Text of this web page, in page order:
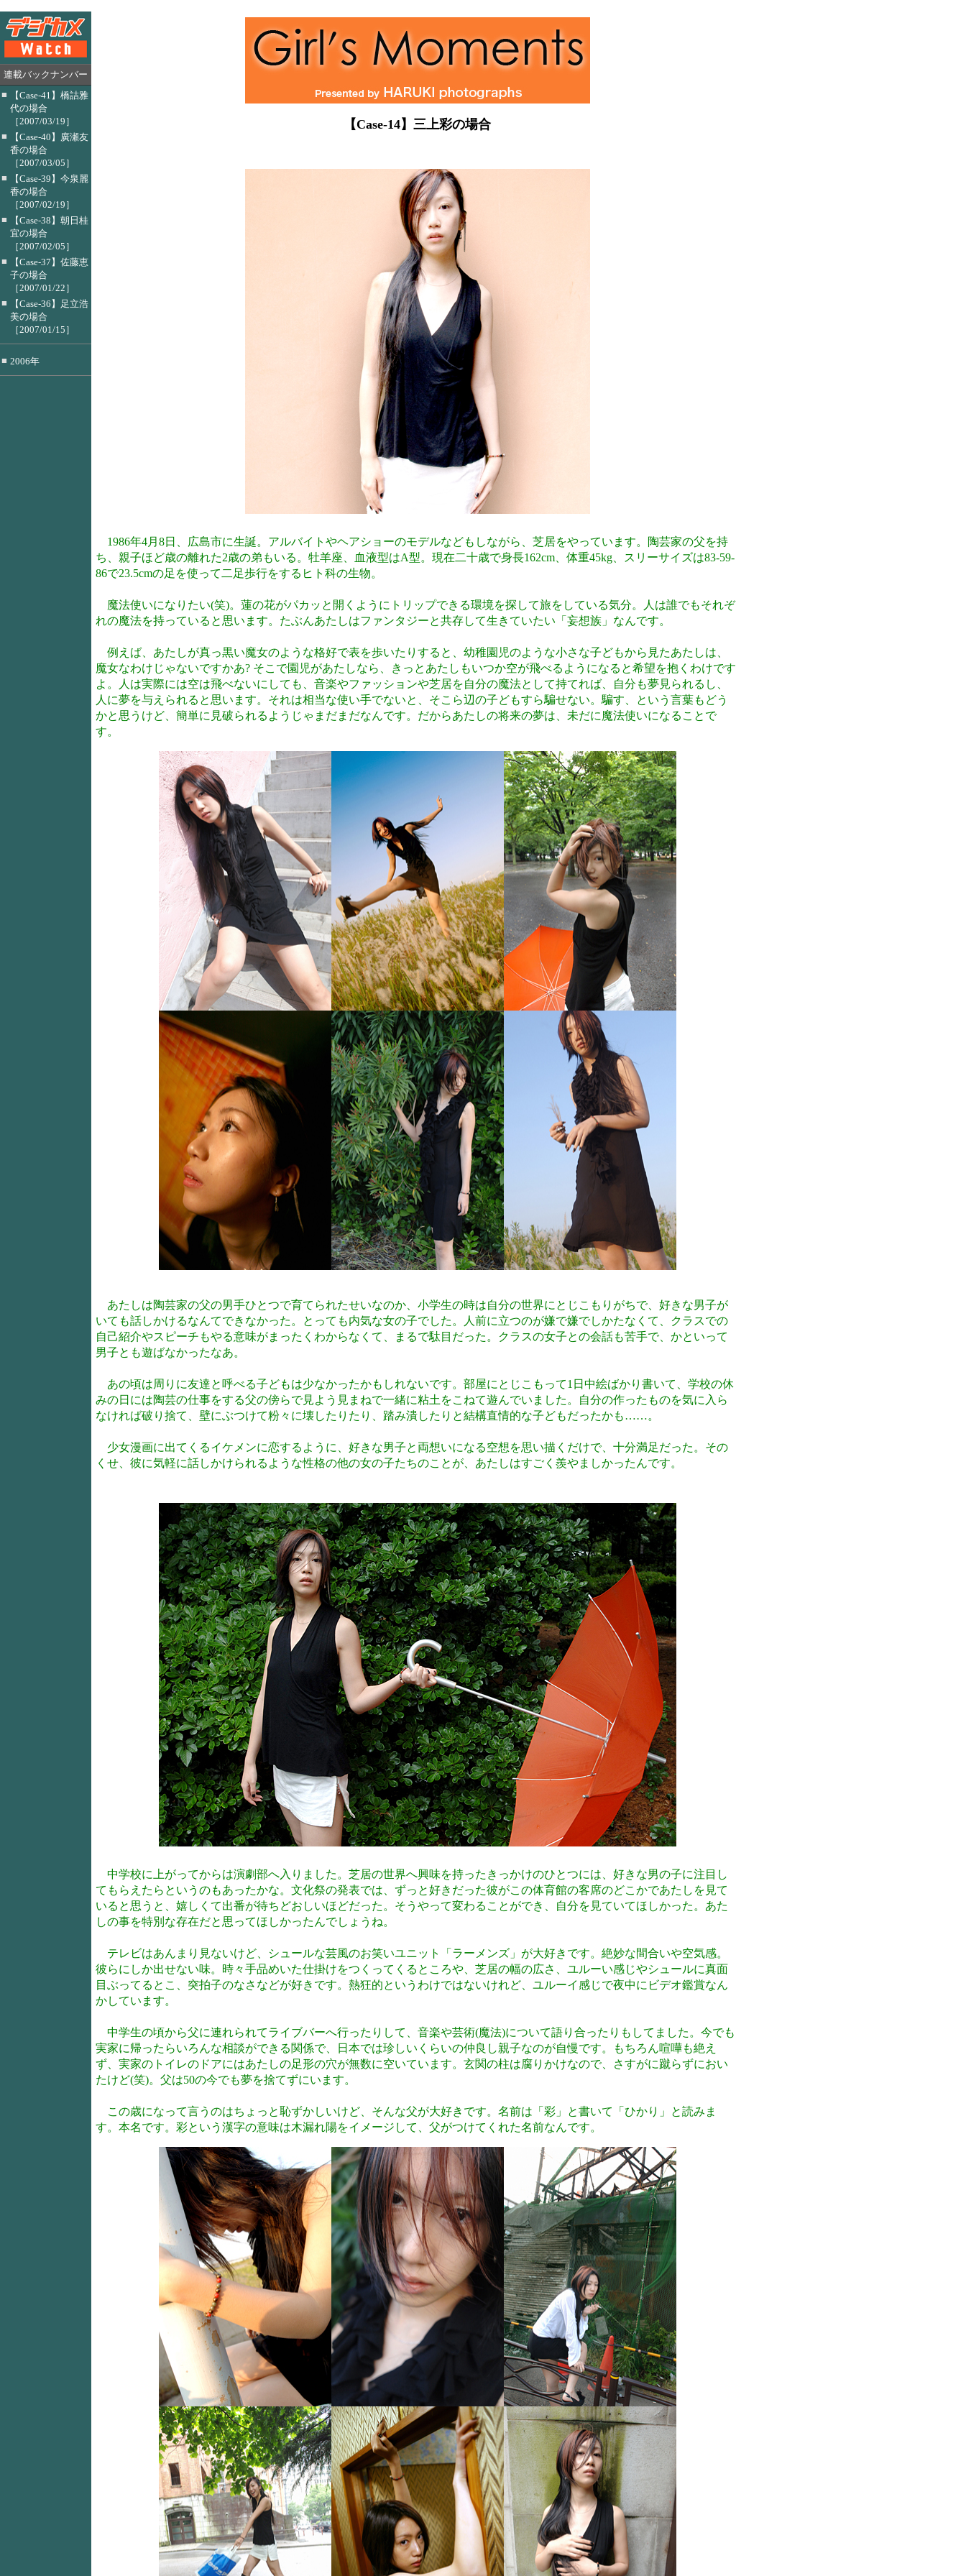
連載バックナンバー
■
【Case-41】橋詰雅
代の場合
［2007/03/19］
■
【Case-40】廣瀬友
香の場合
［2007/03/05］
■
【Case-39】今泉麗
香の場合
［2007/02/19］
■
【Case-38】朝日桂
宜の場合
［2007/02/05］
■
【Case-37】佐藤恵
子の場合
［2007/01/22］
■
【Case-36】足立浩
美の場合
［2007/01/15］
■ 2006年
【Case-14】三上彩の場合
1986年4月8日、広島市に生誕。アルバイトやヘアショーのモデルなどもしながら、芝居をやっています。陶芸家の父を持
ち、親子ほど歳の離れた2歳の弟もいる。牡羊座、血液型はA型。現在二十歳で身長162cm、体重45kg、スリーサイズは83-59-
86で23.5cmの足を使って二足歩行をするヒト科の生物。
魔法使いになりたい(笑)。蓮の花がパカッと開くようにトリップできる環境を探して旅をしている気分。人は誰でもそれぞ
れの魔法を持っていると思います。たぶんあたしはファンタジーと共存して生きていたい「妄想族」なんです。
例えば、あたしが真っ黒い魔女のような格好で表を歩いたりすると、幼稚園児のような小さな子どもから見たあたしは、
魔女なわけじゃないですかあ? そこで園児があたしなら、きっとあたしもいつか空が飛べるようになると希望を抱くわけです
よ。人は実際には空は飛べないにしても、音楽やファッションや芝居を自分の魔法として持てれば、自分も夢見られるし、
人に夢を与えられると思います。それは相当な使い手でないと、そこら辺の子どもすら騙せない。騙す、という言葉もどう
かと思うけど、簡単に見破られるようじゃまだまだなんです。だからあたしの将来の夢は、未だに魔法使いになることで
す。
あたしは陶芸家の父の男手ひとつで育てられたせいなのか、小学生の時は自分の世界にとじこもりがちで、好きな男子が
いても話しかけるなんてできなかった。とっても内気な女の子でした。人前に立つのが嫌で嫌でしかたなくて、クラスでの
自己紹介やスピーチもやる意味がまったくわからなくて、まるで駄目だった。クラスの女子との会話も苦手で、かといって
男子とも遊ばなかったなあ。
あの頃は周りに友達と呼べる子どもは少なかったかもしれないです。部屋にとじこもって1日中絵ばかり書いて、学校の休
みの日には陶芸の仕事をする父の傍らで見よう見まねで一緒に粘土をこねて遊んでいました。自分の作ったものを気に入ら
なければ破り捨て、壁にぶつけて粉々に壊したりたり、踏み潰したりと結構直情的な子どもだったかも……。
少女漫画に出てくるイケメンに恋するように、好きな男子と両想いになる空想を思い描くだけで、十分満足だった。その
くせ、彼に気軽に話しかけられるような性格の他の女の子たちのことが、あたしはすごく羨やましかったんです。
中学校に上がってからは演劇部へ入りました。芝居の世界へ興味を持ったきっかけのひとつには、好きな男の子に注目し
てもらえたらというのもあったかな。文化祭の発表では、ずっと好きだった彼がこの体育館の客席のどこかであたしを見て
いると思うと、嬉しくて出番が待ちどおしいほどだった。そうやって変わることができ、自分を見ていてほしかった。あた
しの事を特別な存在だと思ってほしかったんでしょうね。
テレビはあんまり見ないけど、シュールな芸風のお笑いユニット「ラーメンズ」が大好きです。絶妙な間合いや空気感。
彼らにしか出せない味。時々手品めいた仕掛けをつくってくるところや、芝居の幅の広さ、ユルーい感じやシュールに真面
目ぶってるとこ、突拍子のなさなどが好きです。熱狂的というわけではないけれど、ユルーイ感じで夜中にビデオ鑑賞なん
かしています。
中学生の頃から父に連れられてライブバーへ行ったりして、音楽や芸術(魔法)について語り合ったりもしてました。今でも
実家に帰ったらいろんな相談ができる関係で、日本では珍しいくらいの仲良し親子なのが自慢です。もちろん喧嘩も絶え
ず、実家のトイレのドアにはあたしの足形の穴が無数に空いています。玄関の柱は腐りかけなので、さすがに蹴らずにおい
たけど(笑)。父は50の今でも夢を捨てずにいます。
この歳になって言うのはちょっと恥ずかしいけど、そんな父が大好きです。名前は「彩」と書いて「ひかり」と読みま
す。本名です。彩という漢字の意味は木漏れ陽をイメージして、父がつけてくれた名前なんです。